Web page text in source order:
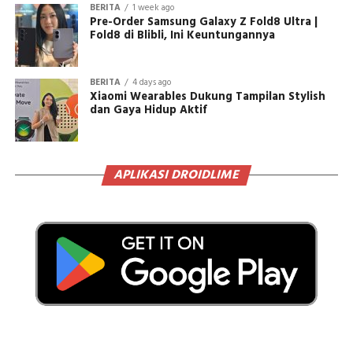
BERITA 1 week ago
Pre-Order Samsung Galaxy Z Fold8 Ultra |
Fold8 di Blibli, Ini Keuntungannya
BERITA 4 days ago
Xiaomi Wearables Dukung Tampilan Stylish
dan Gaya Hidup Aktif
APLIKASI DROIDLIME